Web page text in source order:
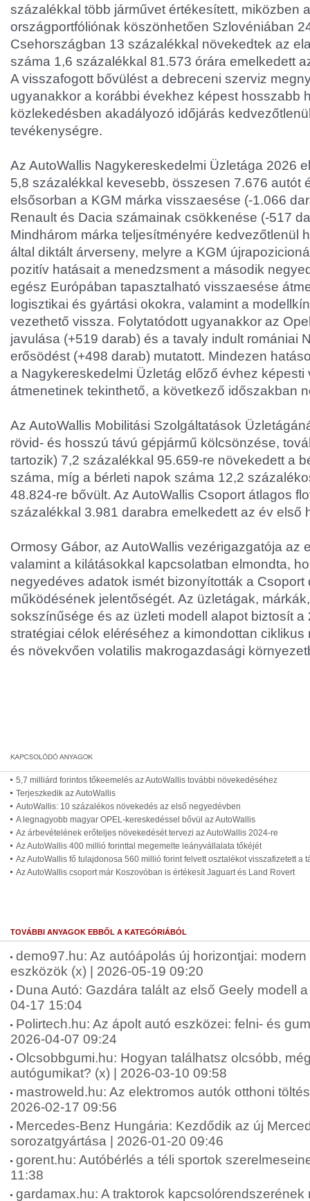
százalékkal több járművet értékesített, miközben
országportfóliónak köszönhetően Szlovéniában
Csehországban 13 százalékkal növekedtek az
száma 1,6 százalékkal 81.573 órára emelkedett
A visszafogott bővülést a debreceni szerviz
ugyanakkor a korábbi évekhez képest hosszabb
közlekedésben akadályozó időjárás
tevékenységre.
Az AutoWallis Nagykereskedelmi Üzletága 2026
5,8 százalékkal kevesebb, összesen 7.676 autót
elsősorban a KGM márka visszaesése (-1.066
Renault és Dacia számainak csökkenése (-517
Mindhárom márka teljesítményére kedvezőtlenül
által diktált árverseny, melyre a KGM
pozitív hatásait a menedzsment a második
egész Európában tapasztalható visszaesése
logisztikai és gyártási okokra, valamint a
vezethető vissza. Folytatódott ugyanakkor az
javulása (+519 darab) és a tavaly indult romániai
erősödést (+498 darab) mutatott. Mindezen
a Nagykereskedelmi Üzletág előző évhez képesti
átmenetinek tekinthető, a következő időszakban
Az AutoWallis Mobilitási Szolgáltatások
rövid- és hosszú távú gépjármű kölcsönzése,
tartozik) 7,2 százalékkal 95.659-re növekedett a
száma, míg a bérleti napok száma 12,2
48.824-re bővült. Az AutoWallis Csoport átlagos
százalékkal 3.981 darabra emelkedett az év első
Ormosy Gábor, az AutoWallis vezérigazgatója az
valamint a kilátásokkal kapcsolatban elmondta,
negyedéves adatok ismét bizonyították a Csoport
működésének jelentőségét. Az üzletágak,
sokszínűsége és az üzleti modell alapot biztosít a
stratégiai célok eléréséhez a kimondottan
és növekvően volatilis makrogazdasági
5,7 milliárd forintos tőkeemelés az AutoWallis további növekedéséhez
Terjeszkedik az AutoWallis
AutoWallis: 10 százalékos növekedés az első negyedévben
A legnagyobb magyar OPEL-kereskedéssel bővül az AutoWallis
Az árbevételének erőteljes növekedését tervezi az AutoWallis 2024-re
Az AutoWallis 400 millió forinttal megemelte leányvállalata tőkéjét
Az AutoWallis fő tulajdonosa 560 millió forint felvett osztalékot visszafizetett a
Az AutoWallis csoport már Koszovóban is értékesít Jaguart és Land Rovert
TOVÁBBI ANYAGOK EBBŐL A KATEGÓRIÁBÓL
demo97.hu: Az autóápolás új horizontjai:
eszközök (x) | 2026-05-19 09:20
Duna Autó: Gazdára talált az első Geely modell
04-17 15:04
Polirtech.hu: Az ápolt autó eszközei: felni- és
2026-04-07 09:24
Olcsobbgumi.hu: Hogyan találhatsz olcsóbb,
autógumikat? (x) | 2026-03-10 09:58
mastroweld.hu: Az elektromos autók otthoni
2026-02-17 09:56
Mercedes-Benz Hungária: Kezdődik az új
sorozatgyártása | 2026-01-20 09:46
gorent.hu: Autóbérlés a téli sportok
11:38
gardamax.hu: A traktorok kapcsolórendszerének